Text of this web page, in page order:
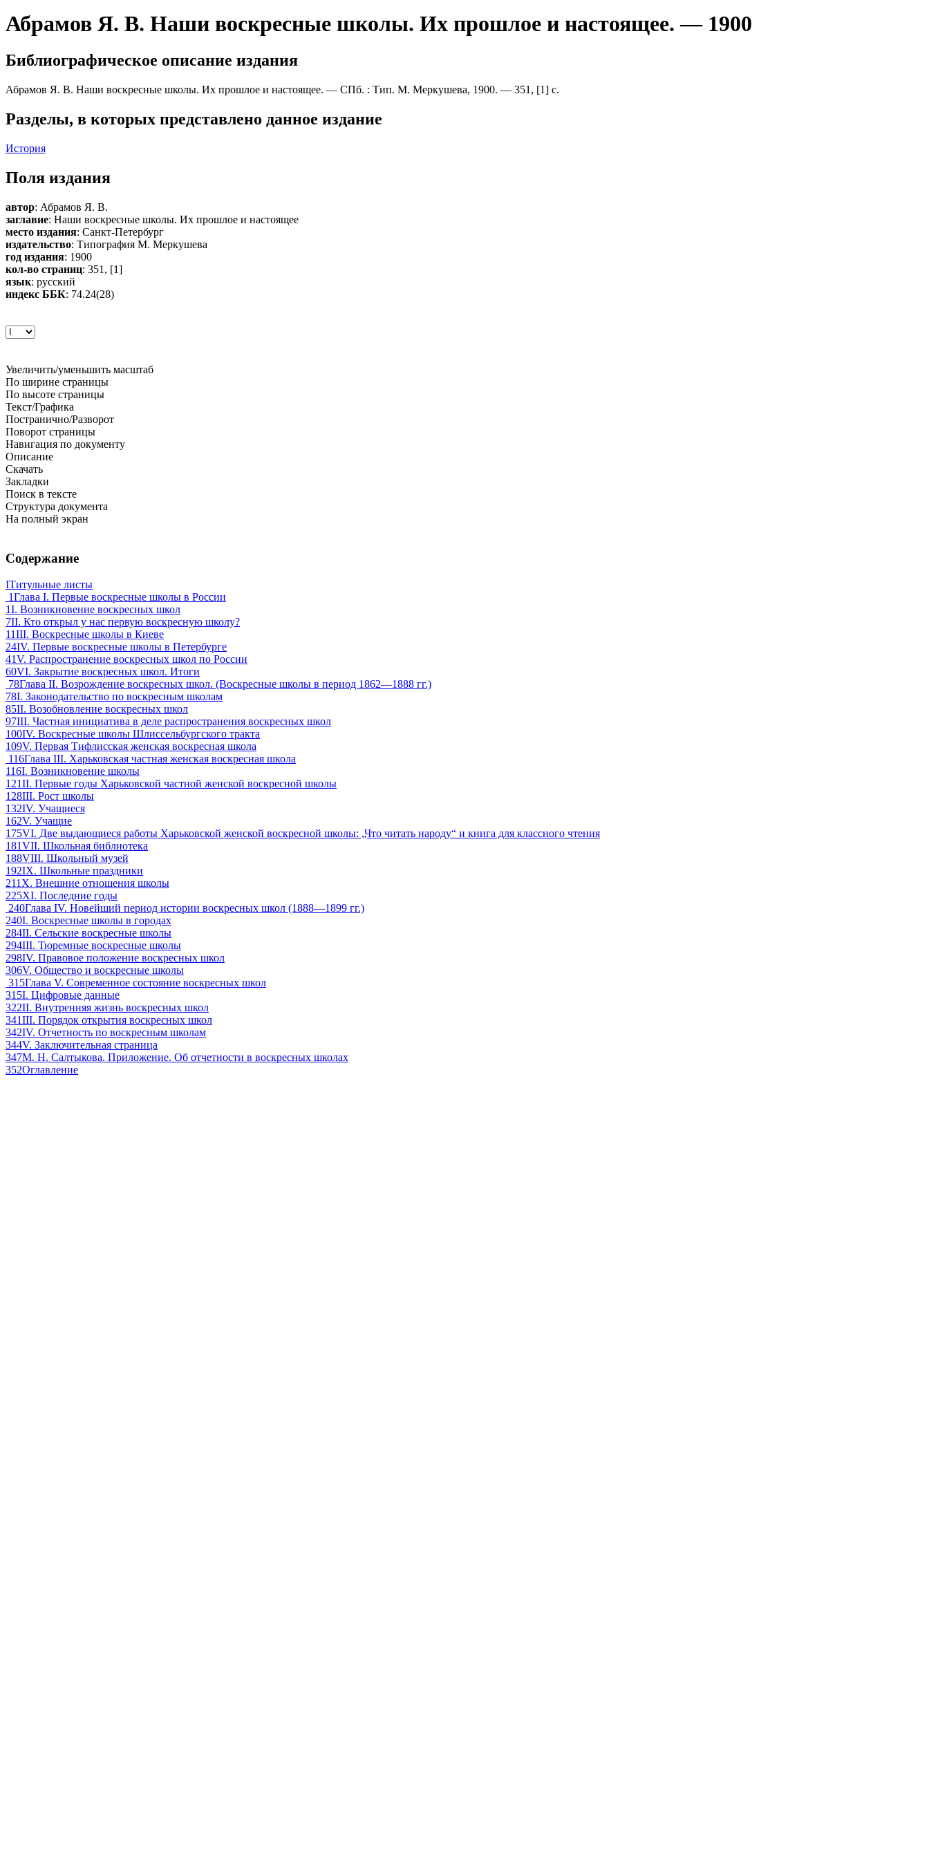
Абрамов Я. В. Наши воскресные школы. Их прошлое и настоящее. — 1900
Библиографическое описание издания
Абрамов Я. В. Наши воскресные школы. Их прошлое и настоящее. — СПб. : Тип. М. Меркушева, 1900. — 351, [1] с.
Разделы, в которых представлено данное издание
История
Поля издания
автор: Абрамов Я. В.
заглавие: Наши воскресные школы. Их прошлое и настоящее
место издания: Санкт-Петербург
издательство: Типография М. Меркушева
год издания: 1900
кол-во страниц: 351, [1]
язык: русский
индекс ББК: 74.24(28)
Увеличить/уменьшить масштаб
По ширине страницы
По высоте страницы
Текст/Графика
Постранично/Разворот
Поворот страницы
Навигация по документу
Описание
Скачать
Закладки
Поиск в тексте
Структура документа
На полный экран
Содержание
IТитульные листы
1Глава I. Первые воскресные школы в России
1I. Возникновение воскресных школ
7II. Кто открыл у нас первую воскресную школу?
11III. Воскресные школы в Киеве
24IV. Первые воскресные школы в Петербурге
41V. Распространение воскресных школ по России
60VI. Закрытие воскресных школ. Итоги
78Глава II. Возрождение воскресных школ. (Воскресные школы в период 1862—1888 гг.)
78I. Законодательство по воскресным школам
85II. Возобновление воскресных школ
97III. Частная инициатива в деле распространения воскресных школ
100IV. Воскресные школы Шлиссельбургского тракта
109V. Первая Тифлисская женская воскресная школа
116Глава III. Харьковская частная женская воскресная школа
116I. Возникновение школы
121II. Первые годы Харьковской частной женской воскресной школы
128III. Рост школы
132IV. Учащиеся
162V. Учащие
175VI. Две выдающиеся работы Харьковской женской воскресной школы: „Что читать народу“ и книга для классного чтения
181VII. Школьная библиотека
188VIII. Школьный музей
192IX. Школьные праздники
211 X. Внешние отношения школы
225XI. Последние годы
240Глава IV. Новейший период истории воскресных школ (1888—1899 гг.)
240I. Воскресные школы в городах
284II. Сельские воскресные школы
294III. Тюремные воскресные школы
298IV. Правовое положение воскресных школ
306V. Общество и воскресные школы
315Глава V. Современное состояние воскресных школ
315I. Цифровые данные
322II. Внутренняя жизнь воскресных школ
341III. Порядок открытия воскресных школ
342IV. Отчетность по воскресным школам
344V. Заключительная страница
347М. Н. Салтыкова. Приложение. Об отчетности в воскресных школах
352Оглавление